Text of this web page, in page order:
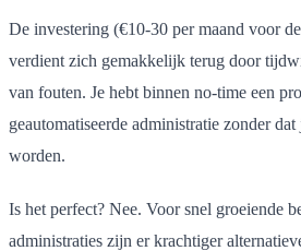
De investering (€10-30 per maand voor
verdient zich gemakkelijk terug door
van fouten. Je hebt binnen no-time een
geautomatiseerde administratie zonder
worden.
Is het perfect? Nee. Voor snel groeiende
administraties zijn er krachtiger